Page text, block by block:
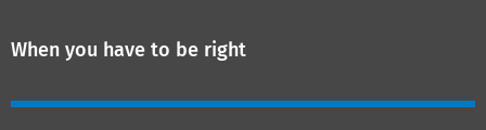
When you have to be right